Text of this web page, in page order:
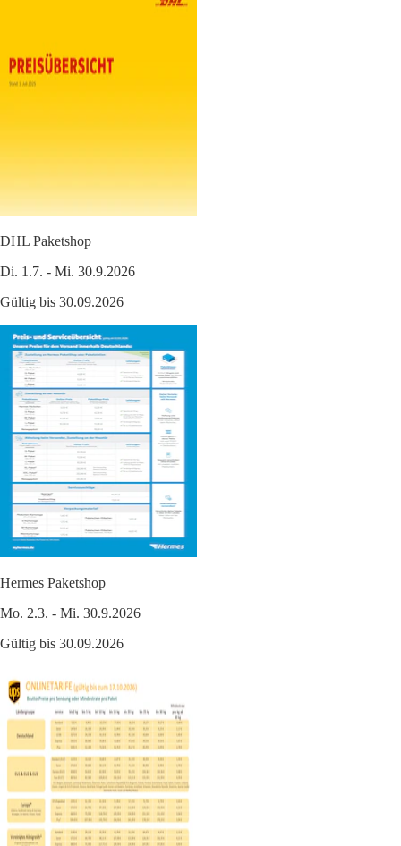
DHL Paketshop
Di. 1.7. - Mi. 30.9.2026
Gültig bis 30.09.2026
Hermes Paketshop
Mo. 2.3. - Mi. 30.9.2026
Gültig bis 30.09.2026